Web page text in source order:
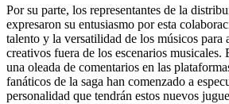
Por su parte, los representantes de la
expresaron su entusiasmo por esta
talento y la versatilidad de los músicos para
creativos fuera de los escenarios musicales.
una oleada de comentarios en las
fanáticos de la saga han comenzado a
personalidad que tendrán estos nuevos